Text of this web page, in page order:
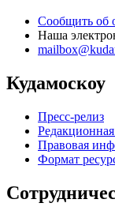
Сообщить об
Наша
Кудамоскоу
Пресс-релиз
Правовая
Формат